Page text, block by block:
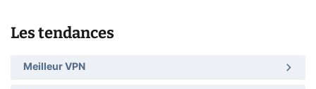
Les tendances
Meilleur VPN